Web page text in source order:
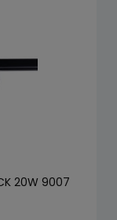
20W 9007